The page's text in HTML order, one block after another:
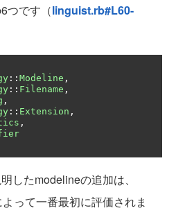
つです（linguist.rb#L60-
:: Modeline ,
:: Filename ,
,
:: Extension ,
,
したmodelineの追加は、
って一番最初に評価されま